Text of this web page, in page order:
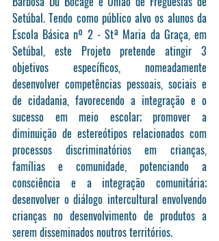
Setúbal. Tendo como público alvo os alunos da
Escola Básica nº 2 - Stª Maria da Graça, em
Setúbal, este Projeto pretende atingir 3
objetivos específicos, nomeadamente
desenvolver competências pessoais, sociais e
de cidadania, favorecendo a integração e o
sucesso em meio escolar; promover a
diminuição de estereótipos relacionados com
processos discriminatórios em crianças,
famílias e comunidade, potenciando a
consciência e a integração comunitária;
desenvolver o diálogo intercultural envolvendo
crianças no desenvolvimento de produtos a
serem disseminados noutros territórios.